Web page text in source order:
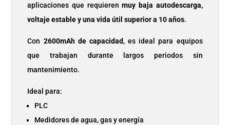
aplicaciones que requierenmuy baja autodescarga,
voltaje estable y una vida útil superior a 10 años.
Con 2600mAh de capacidad, es ideal para equipos
que trabajan durante largos periodos sin
mantenimiento.
Ideal para:
PLC
Medidores de agua, gas y energía